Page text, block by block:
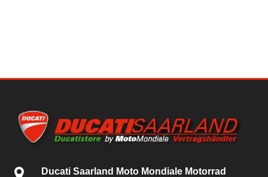
Ducati Saarland Moto Mondiale Motorrad